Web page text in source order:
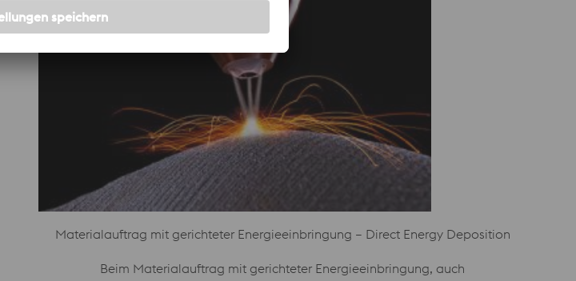
Materialauftrag mit gerichteter Energieeinbringung – Direct Energy Deposition
Beim Materialauftrag mit gerichteter Energieeinbringung, auch